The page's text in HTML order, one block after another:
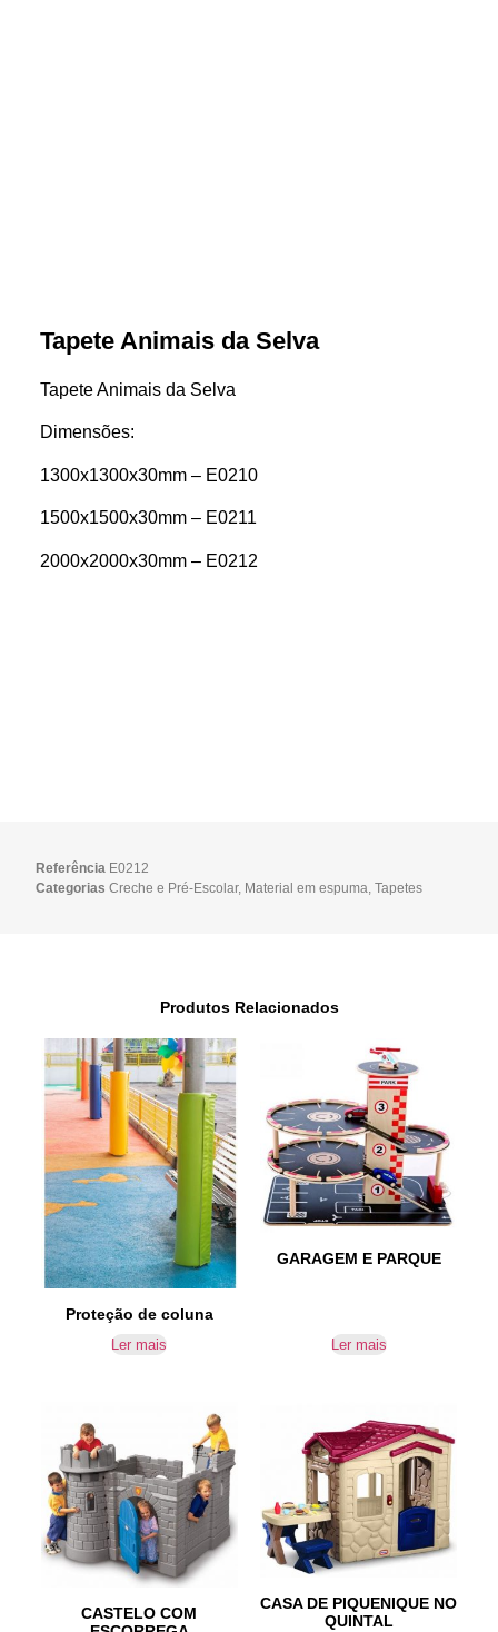
Tapete Animais da Selva
Tapete Animais da Selva
Dimensões:
1300x1300x30mm – E0210
1500x1500x30mm – E0211
2000x2000x30mm – E0212
Referência E0212
Categorias Creche e Pré-Escolar, Material em espuma ,Tapetes
Produtos Relacionados
Proteção de coluna
Ler mais
GARAGEM E PARQUE
Ler mais
CASTELO COM
CASA DE PIQUENIQUE NO
QUINTAL